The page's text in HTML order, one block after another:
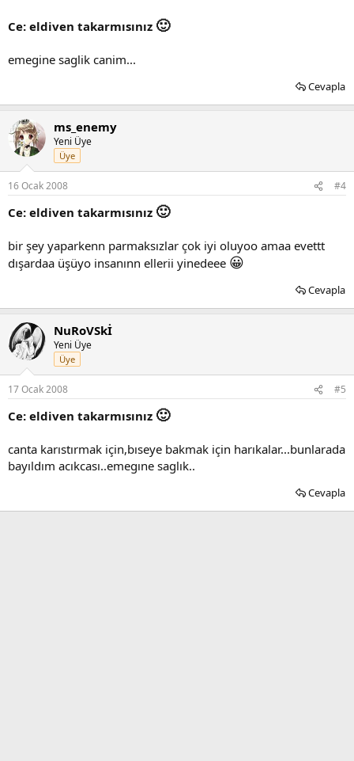
Ce: eldiven takarmısınız 🙂
emegine saglik canim...
Cevapla
ms_enemy
Yeni Üye
Üye
16 Ocak 2008 #4
Ce: eldiven takarmısınız 🙂
bir şey yaparkenn parmaksızlar çok iyi oluyoo amaa evettt
dışardaa üşüyo insanınn ellerii yinedeee 😀
Cevapla
NuRoVSkİ
Yeni Üye
Üye
17 Ocak 2008 #5
Ce: eldiven takarmısınız 🙂
canta karıstırmak için,bıseye bakmak için harıkalar...bunlarada
bayıldım acıkcası..emegıne saglık..
Cevapla